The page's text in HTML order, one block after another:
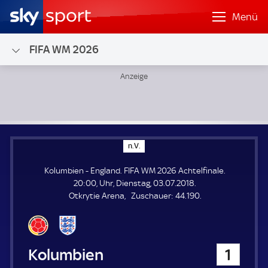
Menü
FIFA WM 2026
n.V.
.
.
Kolumbien - England. FIFA WM 2026 Achtelfinale.
20:00, Uhr, Dienstag, 03.07.2018.
Otkrytie Arena
Zuschauer: Z
44.190.
Kolumbien 1